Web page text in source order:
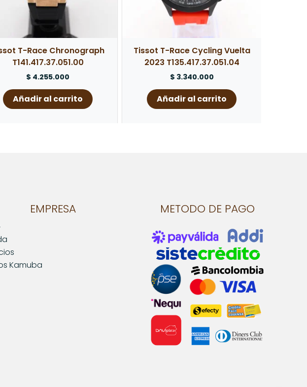
T-Race Chronograph
T141.417.37.051.00
$ 4.255.000
Añadir al carrito
Tissot T-Race Cycling Vuelta
2023 T135.417.37.051.04
$ 3.340.000
Añadir al carrito
EMPRESA
Kamuba
METODO DE PAGO